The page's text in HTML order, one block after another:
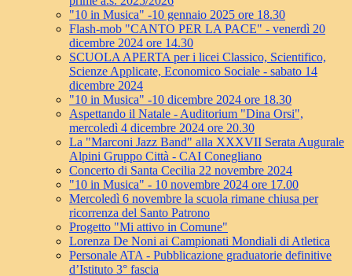
"10 in Musica" -10 gennaio 2025 ore 18.30
Flash-mob "CANTO PER LA PACE" - venerdì 20
dicembre 2024 ore 14.30
SCUOLA APERTA per i licei Classico, Scientifico,
Scienze Applicate, Economico Sociale - sabato 14
dicembre 2024
"10 in Musica" -10 dicembre 2024 ore 18.30
Aspettando il Natale - Auditorium "Dina Orsi",
mercoledì 4 dicembre 2024 ore 20.30
La "Marconi Jazz Band" alla XXXVII Serata Augurale
Alpini Gruppo Città - CAI Conegliano
Concerto di Santa Cecilia 22 novembre 2024
"10 in Musica" - 10 novembre 2024 ore 17.00
Mercoledì 6 novembre la scuola rimane chiusa per
ricorrenza del Santo Patrono
Progetto "Mi attivo in Comune"
Lorenza De Noni ai Campionati Mondiali di Atletica
Personale ATA - Pubblicazione graduatorie definitive
d’Istituto 3° fascia